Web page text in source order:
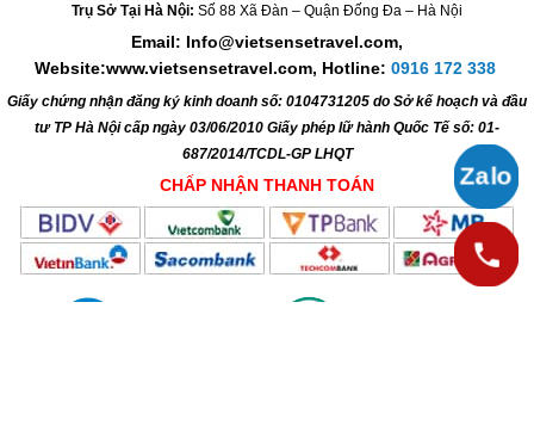
Trụ Sở Tại Hà Nội: Số 88 Xã Đàn – Quận Đống Đa – Hà Nội
Email: Info@vietsensetravel.com,
Website:www.vietsensetravel.com, Hotline: 0916 172 338
Giấy chứng nhận đăng ký kinh doanh số: 0104731205 do Sở kế hoạch và đầu
tư TP Hà Nội cấp ngày 03/06/2010 Giấy phép lữ hành Quốc Tế số: 01-
687/2014/TCDL-GP LHQT
CHẤP NHẬN THANH TOÁN